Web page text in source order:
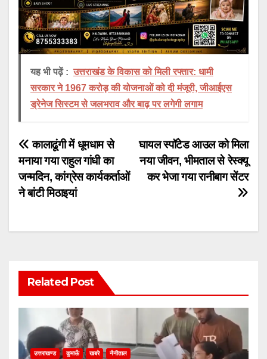
यह भी पढ़ें : उत्तराखंड के विकास को मिली रफ्तार: धामी
सरकार ने 1967 करोड़ की योजनाओं को दी मंजूरी, जीआईएस
ड्रेनेज सिस्टम से जलभराव और बाढ़ पर लगेगी लगाम
Post
navigation
घायल स्पॉटेड आउल को मिला
नया जीवन, भीमताल से रेस्क्यू
कर भेजा गया रानीबाग सेंटर
कालाढूंगी में धूमधाम से
मनाया गया राहुल गांधी का
जन्मदिन, कांग्रेस कार्यकर्ताओं
ने बांटी मिठाइयां
Related Post
उत्तराखण्ड कुमाऊँ खबरे नैनीताल